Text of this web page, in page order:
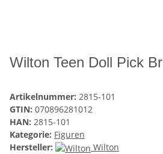
Wilton Teen Doll Pick
Artikelnummer: 2815-101
GTIN: 070896281012
HAN: 2815-101
Kategorie: Figuren
Hersteller:
Wilton